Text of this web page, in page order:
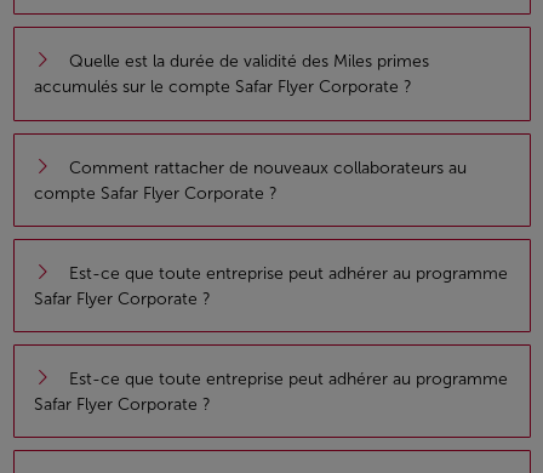
Quelle est la durée de validité des Miles primes
accumulés sur le compte Safar Flyer Corporate ?
Comment rattacher de nouveaux collaborateurs au
compte Safar Flyer Corporate ?
Est-ce que toute entreprise peut adhérer au programme
Safar Flyer Corporate ?
Est-ce que toute entreprise peut adhérer au programme
Safar Flyer Corporate ?